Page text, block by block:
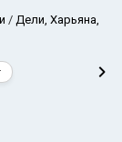
Дели, Харьяна,